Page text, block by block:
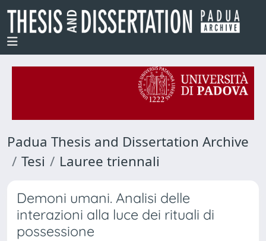
Padua Thesis and Dissertation Archive
Tesi
Lauree triennali
Demoni umani. Analisi delle
interazioni alla luce dei rituali di
possessione